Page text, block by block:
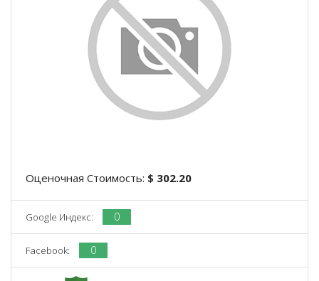
Оценочная Стоимость: $ 302.20
Google Индекс: 0
Facebook: 0